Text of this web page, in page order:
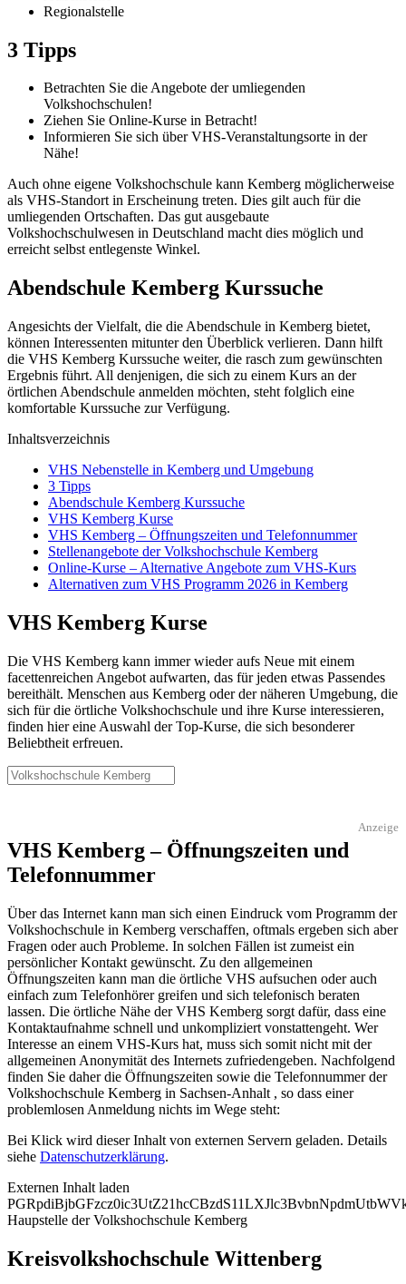
Regionalstelle
3 Tipps
Betrachten Sie die Angebote der umliegenden
Volkshochschulen!
Ziehen Sie Online-Kurse in Betracht!
Informieren Sie sich über VHS-Veranstaltungsorte in der
Nähe!
Auch ohne eigene Volkshochschule kann Kemberg möglicherweise
als VHS-Standort in Erscheinung treten. Dies gilt auch für die
umliegenden Ortschaften. Das gut ausgebaute
Volkshochschulwesen in Deutschland macht dies möglich und
erreicht selbst entlegenste Winkel.
Abendschule Kemberg Kurssuche
Angesichts der Vielfalt, die die Abendschule in Kemberg bietet,
können Interessenten mitunter den Überblick verlieren. Dann hilft
die VHS Kemberg Kurssuche weiter, die rasch zum gewünschten
Ergebnis führt. All denjenigen, die sich zu einem Kurs an der
örtlichen Abendschule anmelden möchten, steht folglich eine
komfortable Kurssuche zur Verfügung.
Inhaltsverzeichnis
VHS Nebenstelle in Kemberg und Umgebung
3 Tipps
Abendschule Kemberg Kurssuche
VHS Kemberg Kurse
VHS Kemberg – Öffnungszeiten und Telefonnummer
Stellenangebote der Volkshochschule Kemberg
Online-Kurse – Alternative Angebote zum VHS-Kurs
Alternativen zum VHS Programm 2026 in Kemberg
VHS Kemberg Kurse
Die VHS Kemberg kann immer wieder aufs Neue mit einem
facettenreichen Angebot aufwarten, das für jeden etwas Passendes
bereithält. Menschen aus Kemberg oder der näheren Umgebung, die
sich für die örtliche Volkshochschule und ihre Kurse interessieren,
finden hier eine Auswahl der Top-Kurse, die sich besonderer
Beliebtheit erfreuen.
Anzeige
VHS Kemberg – Öffnungszeiten und
Telefonnummer
Über das Internet kann man sich einen Eindruck vom Programm der
Volkshochschule in Kemberg verschaffen, oftmals ergeben sich aber
Fragen oder auch Probleme. In solchen Fällen ist zumeist ein
persönlicher Kontakt gewünscht. Zu den allgemeinen
Öffnungszeiten kann man die örtliche VHS aufsuchen oder auch
einfach zum Telefonhörer greifen und sich telefonisch beraten
lassen. Die örtliche Nähe der VHS Kemberg sorgt dafür, dass eine
Kontaktaufnahme schnell und unkompliziert vonstattengeht. Wer
Interesse an einem VHS-Kurs hat, muss sich somit nicht mit der
allgemeinen Anonymität des Internets zufriedengeben. Nachfolgend
finden Sie daher die Öffnungszeiten sowie die Telefonnummer der
Volkshochschule Kemberg in Sachsen-Anhalt , so dass einer
problemlosen Anmeldung nichts im Wege steht:
Bei Klick wird dieser Inhalt von externen Servern geladen. Details
siehe Datenschutzerklärung.
Externen Inhalt laden
Haupstelle der Volkshochschule Kemberg
Kreisvolkshochschule Wittenberg